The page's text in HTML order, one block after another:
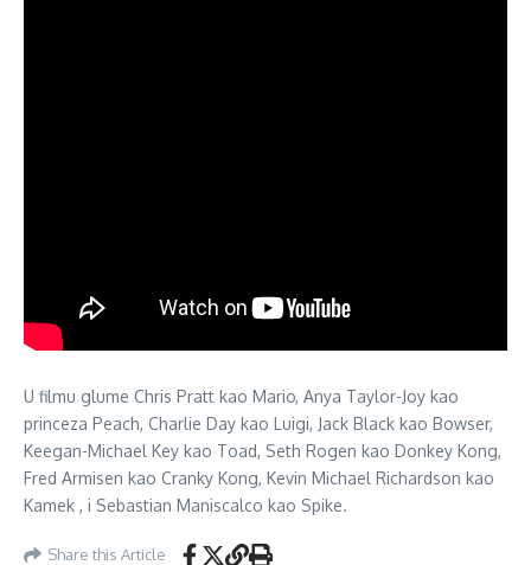
U filmu glume Chris Pratt kao Mario, Anya Taylor-Joy kao
princeza Peach, Charlie Day kao Luigi, Jack Black kao Bowser,
Keegan-Michael Key kao Toad, Seth Rogen kao Donkey Kong,
Fred Armisen kao Cranky Kong, Kevin Michael Richardson kao
Kamek , i Sebastian Maniscalco kao Spike.
Share this Article